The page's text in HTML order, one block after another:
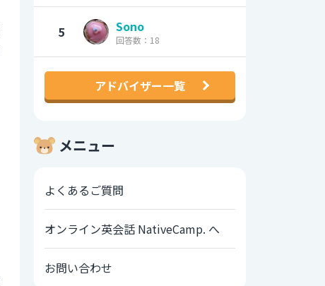
5 Sono
回答数：18
アドバイザー一覧
メニュー
よくあるご質問
オンライン英会話 NativeCamp. へ
お問い合わせ